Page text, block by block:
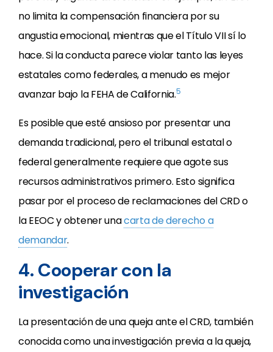
no limita la compensación financiera por su
angustia emocional, mientras que el Título VII sí lo
hace. Si la conducta parece violar tanto las leyes
estatales como federales, a menudo es mejor
avanzar bajo la FEHA de California.5
Es posible que esté ansioso por presentar una
demanda tradicional, pero el tribunal estatal o
federal generalmente requiere que agote sus
recursos administrativos primero. Esto significa
pasar por el proceso de reclamaciones del CRD o
la EEOC y obtener unacarta de derecho a
demandar.
4. Cooperar con la
investigación
La presentación de una queja ante el CRD, también
conocida como una investigación previa a la queja,